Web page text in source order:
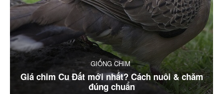
GIỐNG CHIM
Giá chim Cu Đất mới nhất? Cách nuôi & chăm
đúng chuẩn